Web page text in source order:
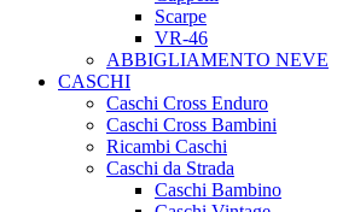
Scarpe
VR-46
ABBIGLIAMENTO NEVE
CASCHI
Caschi Cross Enduro
Caschi Cross Bambini
Ricambi Caschi
Caschi da Strada
Caschi Bambino